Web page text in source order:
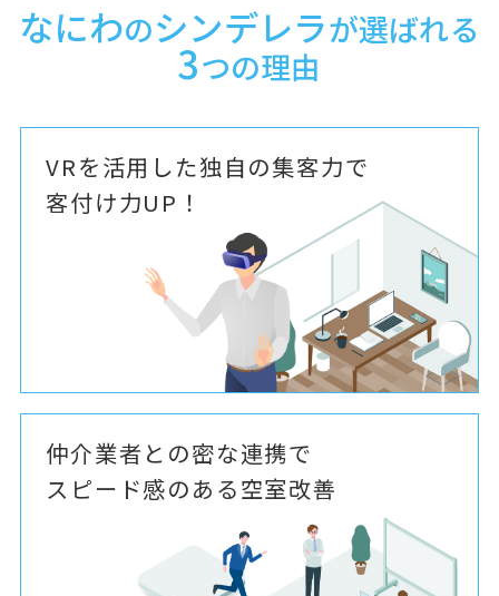
なにわのシンデレラが選ばれる
3つの理由
VRを活用した独自の集客力で
客付け力UP！
仲介業者との密な連携で
スピード感のある空室改善